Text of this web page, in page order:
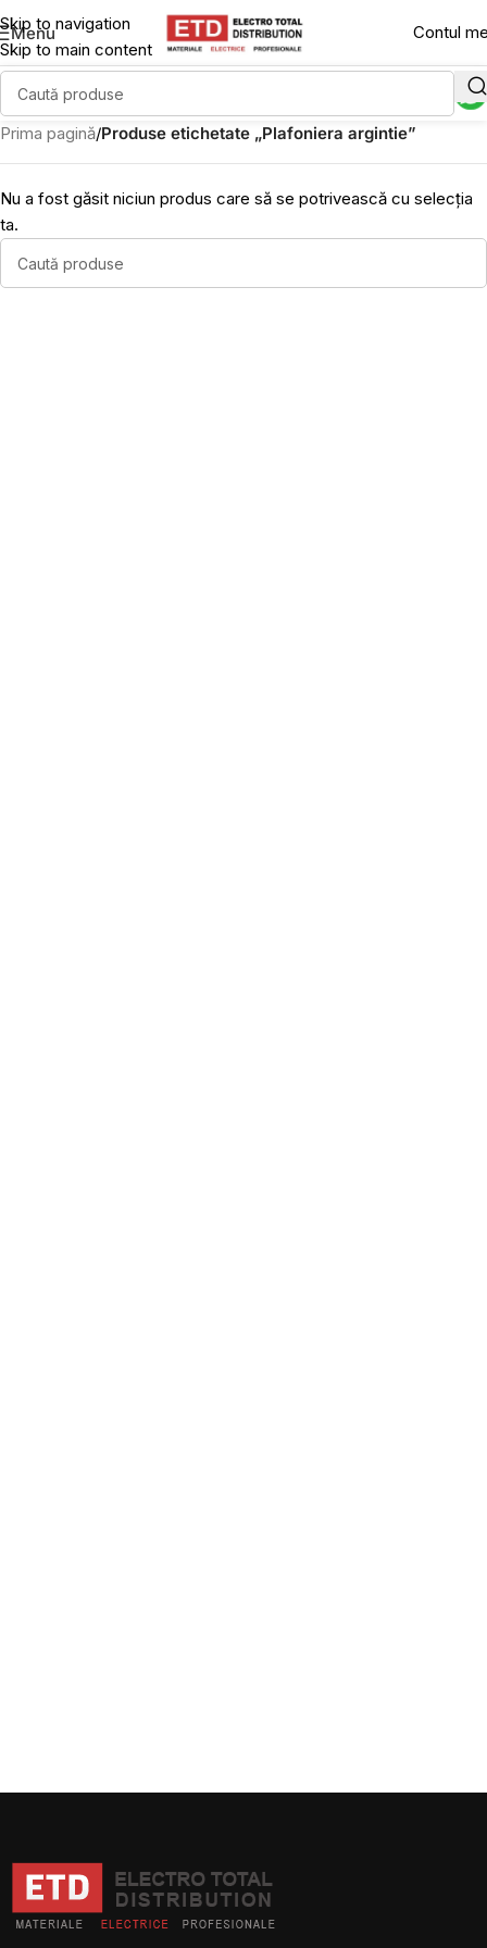
Skip to navigation
Skip to main content
Menu Contul
Prima pagină/Produse etichetate „Plafoniera argintie”
Nu a fost găsit niciun produs care să se potrivească cu selecția
ta.